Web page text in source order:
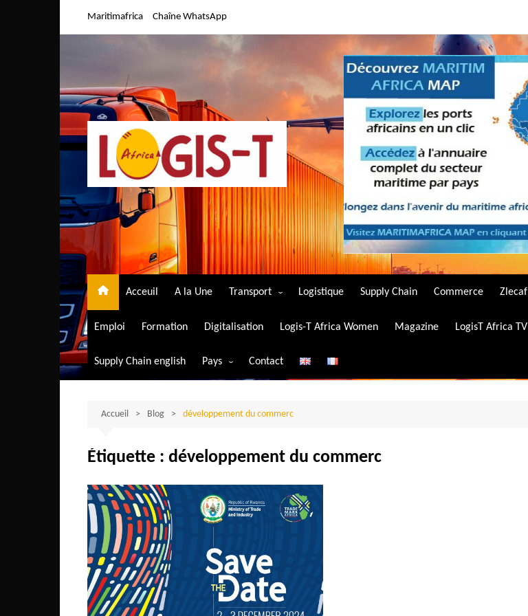
Maritimafrica Chaîne WhatsApp
Acceuil A la Une Transport
Transport aérien
Transport ferroviaire
Transport routier
Logistique Supply Chain Commerce Zlecaf
Emploi Formation Digitalisation Logis-T Africa Women Magazine LogisT Africa TV
Supply Chain english Pays
Algérie
Bénin
Burkina-Faso
Burundi
Bostwana
Cameroun
Centrafrique
Comores
Contact
Accueil Blog développement du commerc
Étiquette : développement du commerc